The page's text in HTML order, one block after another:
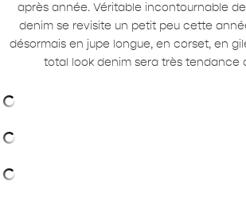
après année. Véritable incontournable
denim se revisite un petit peu cette
désormais en jupe longue, en corset, en
total look denim sera très tendance